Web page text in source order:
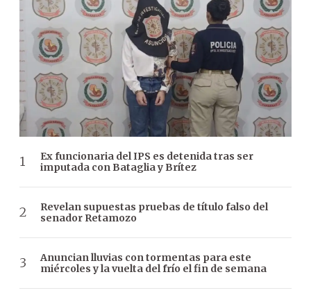
Ex funcionaria del IPS es detenida tras ser
imputada con Bataglia y Brítez
Revelan supuestas pruebas de título falso del
senador Retamozo
Anuncian lluvias con tormentas para este
miércoles y la vuelta del frío el fin de semana